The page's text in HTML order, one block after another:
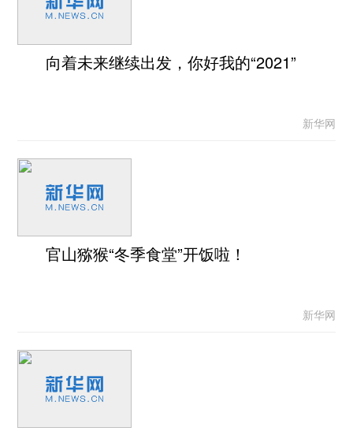
向着未来继续出发，你好我的“2021”
新华网
官山猕猴“冬季食堂”开饭啦！
新华网